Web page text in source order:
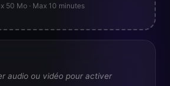
50 Mo · Max 10 minutes
audio ou vidéo pour activer